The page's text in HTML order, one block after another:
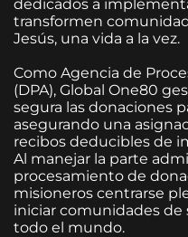
dedicados a
transformen
Jesús, una vida a la vez.
Como Agencia de
(DPA), Global One80
segura las donaciones
asegurando una
recibos deducibles de
Al manejar la parte
procesamiento de
misioneros centrarse
iniciar comunidades de
todo el mundo.